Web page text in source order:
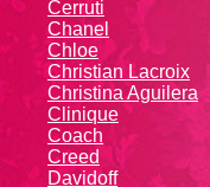
Cerruti
Chanel
Chloe
Christian Lacroix
Christina Aguilera
Cliniquе
Coach
Creed
Davidoff